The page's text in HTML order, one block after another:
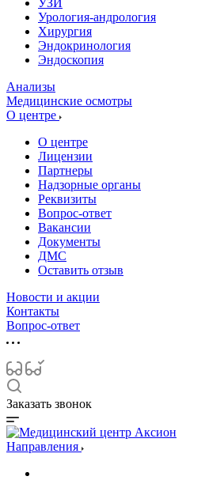
УЗИ
Урология-андрология
Хирургия
Эндокринология
Эндоскопия
Анализы
Медицинские осмотры
О центре
О центре
Лицензии
Партнеры
Надзорные органы
Реквизиты
Вопрос-ответ
Вакансии
Документы
ДМС
Оставить отзыв
Новости и акции
Контакты
Вопрос-ответ
Заказать звонок
Направления